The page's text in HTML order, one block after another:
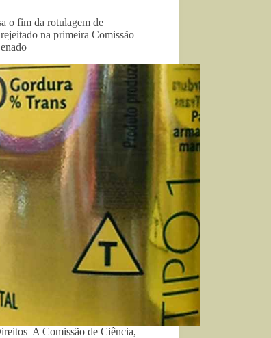
o fim da rotulagem de
na primeira Comissão
A Comissão de Ciência,